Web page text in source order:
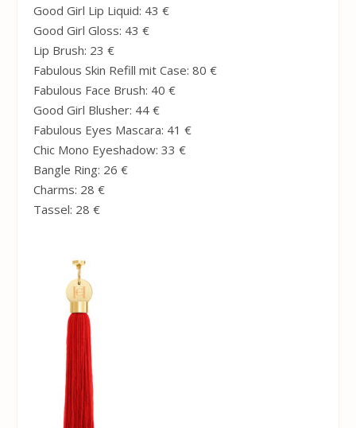
Good Girl Lip Liquid: 43 €
Good Girl Gloss: 43 €
Lip Brush: 23 €
Fabulous Skin Refill mit Case: 80 €
Fabulous Face Brush: 40 €
Good Girl Blusher: 44 €
Fabulous Eyes Mascara: 41 €
Chic Mono Eyeshadow: 33 €
Bangle Ring: 26 €
Charms: 28 €
Tassel: 28 €